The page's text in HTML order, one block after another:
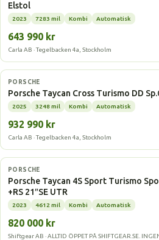
Elstol
2023 7283 mil Kombi Automatisk
643 990 kr
Carla AB · Tegelbacken 4a, Stockholm
Elbil
PORSCHE
Porsche Taycan Cross Turismo DD
2025 3248 mil Kombi Automatisk
932 990 kr
Carla AB · Tegelbacken 4a, Stockholm
Elbil
PORSCHE
Porsche Taycan 4S Sport Turismo
+RS 21″SE UTR
2023 4612 mil Kombi Automatisk
820 000 kr
Shiftgear AB · ALLTID ÖPPET PÅ SHIFTGEAR.SE.